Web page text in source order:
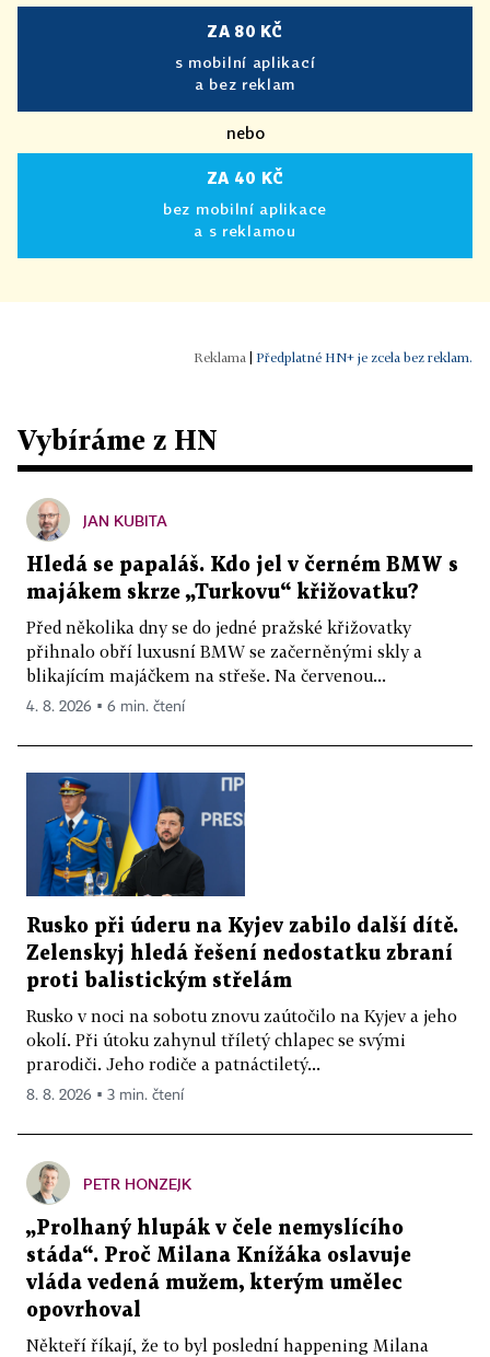
ZA 80 KČ
s mobilní aplikací
a bez reklam
nebo
ZA 40 KČ
bez mobilní aplikace
a s reklamou
Předplatné HN+ je zcela bez reklam.
Vybíráme z HN
JAN KUBITA
Hledá se papaláš. Kdo jel v černém BMW s
majákem skrze „Turkovu“ křižovatku?
Před několika dny se do jedné pražské křižovatky
přihnalo obří luxusní BMW se začerněnými skly a
blikajícím majáčkem na střeše. Na červenou...
4. 8. 2026 ▪ 6 min. čtení
Rusko při úderu na Kyjev zabilo další dítě.
Zelenskyj hledá řešení nedostatku zbraní
proti balistickým střelám
Rusko v noci na sobotu znovu zaútočilo na Kyjev a jeho
okolí. Při útoku zahynul tříletý chlapec se svými
prarodiči. Jeho rodiče a patnáctiletý...
8. 8. 2026 ▪ 3 min. čtení
PETR HONZEJK
„Prolhaný hlupák v čele nemyslícího
stáda“. Proč Milana Knížáka oslavuje
vláda vedená mužem, kterým umělec
opovrhoval
Někteří říkají, že to byl poslední happening Milana